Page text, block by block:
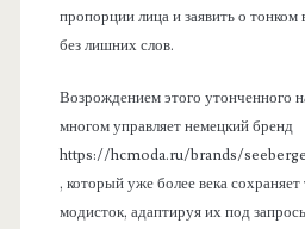
пропорции лица и заявить о тонком
без лишних слов.
Возрождением этого утонченного
многом управляет немецкий бренд
https://hcmoda.ru/brands/
, который уже более века
модисток, адаптируя их под